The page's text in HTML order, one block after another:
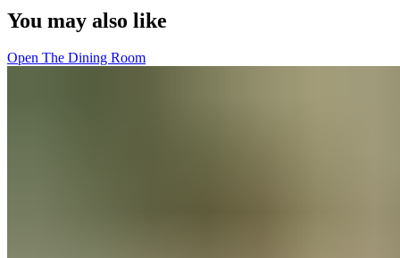
You may also like​​​​‌ ‍ ​‍​‍‌‍ ‌ ​‍‌‍‍‌‌‍‌ ‌‍‍‌‌‍ ‍​‍​‍​ ‍‍​‍​‍‌ ​ ‌‍​‌‌‍ ‍‌‍‍‌‌ ‌​‌ ‍‌​‍ ‍‌‍‍‌‌‍ ​‍​‍​‍ ​​‍​‍‌‍‍​‌ ​‍‌‍‌‌‌‍‌‍​‍​‍​ ‍‍​‍​‍‌‍‍​‌ ‌​‌ ‌​‌ ​​‌ ​ ​ ‍‍​‍ ​‍ ‌‍ ​​‍ ‌‌‍​‌‌‍ ‍‌‍‌​​‍ ‌‌ ​‍​‍ ‌‌‍‍​‌‍ ‌ ‌​‌‍‌‌‌‍ ​‌ ​ ​‍ ‌‌ ​ ‌ ‌​‌ ‌‌‌‍‌​‌‍‍‌‌‍ ​‍ ‍‌ ‌‍‌‍‌‌‌ ​‍‌‍​ ‌‍‌‌‌‍ ​​‍ ‍‌‍​‌‌ ​​‌ ​​​‍ ‌‍‍‌‌‍ ‍‌ ‌​‌‍‌‌‌‍ ‍‌ ‌​​‍ ‌‍‌‌‌‍‌​‌‍‍‌‌ ‌​​‍ ‌‍ ‌‌‍ ‌‍‌​‌‍‌‌​ ‌‌ ​​‌ ​‍‌‍‌‌‌ ​ ‌‍‌‌‌‍ ‍‌ ‌​‌‍​‌‌ ‌​‌‍‍‌‌‍ ‌‍ ‍​ ‍ ‌‍‍‌‌‍‌​​ ‌‌‍​‍​ ‍‌‌‍​‌​ ‌‍​ ‌‌​ ‌ ‌‍‌‌​ ‌‌​‍ ‌​ ​‍‌‍‌​​ ‌‌​ ‍‌​‍ ‌​ ‌​‌‍​‍‌‍​ ​ ​‍​‍ ‌​ ‍​​ ‍‌​ ​ ​ ‌ ​‍ ‌‌‍​‌‌‍​‌​ ‍​‌‍‌‍‌‍‌‍‌‍​‌​ ‍‌‌‍​ ​ ‌‌‌‍‌‌​ ‌ ‌‍​‌​ ‍ ‌ ‌​‌ ‍‌‌ ​​‌‍‌‌​ ‌‌‍‍​‌‍ ‌ ‌​‌‍‌‌‌‍ ​‌‌​ ‌‍‍‌‌ ‌​‌‍‌‌‌‌​​‌‍​‌‌‍‌ ‌‍‌‌​ ‍ ‌ ​​‌‍​‌‌ ‌​‌‍‍​​ ‌‌ ​​‌‍​‌‌‍‌ ‌‍‌‌‌​​‍‌ ‌‌‌‍‍‌‌‍ ​‌‍‌​‌‍‌‌‌ ​‍​‍‌‌​ ‌‌‌​​‍‌‌ ‌‍‍ ‌‍‌‌‌ ‍‌​‍‌‌​ ​ ‌​‌​​‍‌‌​ ​ ‌​‌​​‍‌‌​ ​‍​ ​‍​ ‌‌​ ​‍‌‍​‌‌‍‌‍​ ‌‍​ ‌‍​ ‌​‌‍‌​‌‍‌​​ ​ ​ ‍‌​ ‍​​‍‌‌​ ​‍​ ​‍​‍‌‌​ ‌‌‌​‌​​‍ ‍‌‍‍​‌‍‌‌‌‍​‌‌‍‌​‌‍‍‌‌‍ ‍‌‍‌ ​ ‌‍​‍‌‍​‌‌ ​ ‌‍‌‌‌‌‌‌‌ ​‍‌‍ ​​ ‌‌‍‍​‌ ‌​‌ ‌​‌ ​​‌ ​ ​‍‌‌​ ​ ‌​​‌​‍‌‌​ ​‍‌​‌‍​‍‌‌​ ​‍‌​‌‍‌‍ ​​‍ ‌‌‍​‌‌‍ ‍‌‍‌​​‍ ‌‌ ​‍​‍ ‌‌‍‍​‌‍ ‌ ‌​‌‍‌‌‌‍ ​‌ ​ ​‍ ‌‌ ​ ‌ ‌​‌ ‌‌‌‍‌​‌‍‍‌‌‍ ​‍ ‍‌ ‌‍‌‍‌‌‌ ​‍‌‍​ ‌‍‌‌‌‍ ​​‍ ‍‌‍​‌‌ ​​‌ ​​​‍‌‍‌‍‍‌‌‍‌​​ ‌‌‍​‍​ ‍‌‌‍​‌​ ‌‍​ ‌‌​ ‌ ‌‍‌‌​ ‌‌​‍ ‌​ ​‍‌‍‌​​ ‌‌​ ‍‌​‍ ‌​ ‌​‌‍​‍‌‍​ ​ ​‍​‍ ‌​ ‍​​ ‍‌​ ​ ​ ‌ ​‍ ‌‌‍​‌‌‍​‌​ ‍​‌‍‌‍‌‍‌‍‌‍​‌​ ‍‌‌‍​ ​ ‌‌‌‍‌‌​ ‌ ‌‍​‌​‍‌‍‌ ‌​‌ ‍‌‌ ​​‌‍‌‌​ ‌‌‍‍​‌‍ ‌ ‌​‌‍‌‌‌‍ ​‌‌​ ‌‍‍‌‌ ‌​‌‍‌‌‌‌​​‌‍​‌‌‍‌ ‌‍‌‌​‍‌‍‌ ​​‌‍​‌‌ ‌​‌‍‍​​ ‌‌ ​​‌‍​‌‌‍‌ ‌‍‌‌‌​​‍‌ ‌‌‌‍‍‌‌‍ ​‌‍‌​‌‍‌‌‌ ​‍​‍‌‌​ ‌‌‌​​‍‌‌ ‌‍‍ ‌‍‌‌‌ ‍‌​‍‌‌​ ​ ‌​‌​​‍‌‌​ ​ ‌​‌​​‍‌‌​ ​‍​ ​‍​ ‌‌​ ​‍‌‍​‌‌‍‌‍​ ‌‍​ ‌‍​ ‌​‌‍‌​‌‍‌​​ ​ ​ ‍‌​ ‍​​‍‌‌​ ​‍​ ​‍​‍‌‌​ ‌‌‌​‌​​‍ ‍‌‍‍​‌‍‌‌‌‍​‌‌‍‌​‌‍‍‌‌‍ ‍‌‍‌ ​‍‌‍‌ ​​‌‍‌‌‌ ​‍‌ ​ ‌ ​​‌‍‌‌‌‍​ ‌ ‌​‌‍‍‌‌ ‌‍‌‍‌‌​ ‌‌ ​​‌ ‌‌‌‍​‍‌‍ ​‌‍‍‌‌ ​ ‌‍‍​‌‍‌‌‌‍‌​​‍​‍‌ ‌
Open The Dining Room​​​​‌ ‍ ​‍​‍‌‍ ‌ ​‍‌‍‍‌‌‍‌ ‌‍‍‌‌‍ ‍​‍​‍​ ‍‍​‍​‍‌ ​ ‌‍​‌‌‍ ‍‌‍‍‌‌ ‌​‌ ‍‌​‍ ‍‌‍‍‌‌‍ ​‍​‍​‍ ​​‍​‍‌‍‍​‌ ​‍‌‍‌‌‌‍‌‍​‍​‍​ ‍‍​‍​‍‌‍‍​‌ ‌​‌ ‌​‌ ​​‌ ​ ​ ‍‍​‍ ​‍ ‌‍ ​​‍ ‌‌‍​‌‌‍ ‍‌‍‌​​‍ ‌‌ ​‍​‍ ‌‌‍‍​‌‍ ‌ ‌​‌‍‌‌‌‍ ​‌ ​ ​‍ ‌‌ ​ ‌ ‌​‌ ‌‌‌‍‌​‌‍‍‌‌‍ ​‍ ‍‌ ‌‍‌‍‌‌‌ ​‍‌‍​ ‌‍‌‌‌‍ ​​‍ ‍‌‍​‌‌ ​​‌ ​​​‍ ‌‍‍‌‌‍ ‍‌ ‌​‌‍‌‌‌‍ ‍‌ ‌​​‍ ‌‍‌‌‌‍‌​‌‍‍‌‌ ‌​​‍ ‌‍ ‌‌‍ ‌‍‌​‌‍‌‌​ ‌‌ ​​‌ ​‍‌‍‌‌‌ ​ ‌‍‌‌‌‍ ‍‌ ‌​‌‍​‌‌ ‌​‌‍‍‌‌‍ ‌‍ ‍​ ‍ ‌‍‍‌‌‍‌​​ ‌‌‍​‍​ ‍‌‌‍​‌​ ‌‍​ ‌‌​ ‌ ‌‍‌‌​ ‌‌​‍ ‌​ ​‍‌‍‌​​ ‌‌​ ‍‌​‍ ‌​ ‌​‌‍​‍‌‍​ ​ ​‍​‍ ‌​ ‍​​ ‍‌​ ​ ​ ‌ ​‍ ‌‌‍​‌‌‍​‌​ ‍​‌‍‌‍‌‍‌‍‌‍​‌​ ‍‌‌‍​ ​ ‌‌‌‍‌‌​ ‌ ‌‍​‌​ ‍ ‌ ‌​‌ ‍‌‌ ​​‌‍‌‌​ ‌‌‍‍​‌‍ ‌ ‌​‌‍‌‌‌‍ ​‌‌​ ‌‍‍‌‌ ‌​‌‍‌‌‌‌​​‌‍​‌‌‍‌ ‌‍‌‌​ ‍ ‌ ​​‌‍​‌‌ ‌​‌‍‍​​ ‌‌ ​​‌‍​‌‌‍‌ ‌‍‌‌‌​​‍‌ ‌‌‌‍‍‌‌‍ ​‌‍‌​‌‍‌‌‌ ​‍​‍‌‌​ ‌‌‌​​‍‌‌ ‌‍‍ ‌‍‌‌‌ ‍‌​‍‌‌​ ​ ‌​‌​​‍‌‌​ ​ ‌​‌​​‍‌‌​ ​‍​ ​‍​ ‌‌​ ​‍‌‍​‌‌‍‌‍​ ‌‍​ ‌‍​ ‌​‌‍‌​‌‍‌​​ ​ ​ ‍‌​ ‍​​‍‌‌​ ​‍​ ​‍​‍‌‌​ ‌‌‌​‌​​‍ ‍‌‍​ ‌‍ ‌‍ ‍‌ ‌​‌‍‌‌‌‍ ‍‌ ‌​​‍‌‌​ ‌‌‌​​‍‌‌ ‌‍‍ ‌‍‌‌‌ ‍‌​‍‌‌​ ​ ‌​‌​​‍‌‌​ ​ ‌​‌​​‍‌‌​ ​‍​ ​‍‌‍‌‌‌‍​‍‌‍​ ​ ‌​​ ‌‍​ ​ ‌‍‌​​ ​‌​ ‌‍​ ‌​‌‍‌‌​ ‌​​‍‌‌​ ​‍​ ​‍​‍‌‌​ ‌‌‌​‌​​‍ ‍‌ ‌​‌‍‍‌‌ ‌​‌‍ ​‌‍‌‌​ ‌‍​‍‌‍​‌‌ ​ ‌‍‌‌‌‌‌‌‌ ​‍‌‍ ​​ ‌‌‍‍​‌ ‌​‌ ‌​‌ ​​‌ ​ ​‍‌‌​ ​ ‌​​‌​‍‌‌​ ​‍‌​‌‍​‍‌‌​ ​‍‌​‌‍‌‍ ​​‍ ‌‌‍​‌‌‍ ‍‌‍‌​​‍ ‌‌ ​‍​‍ ‌‌‍‍​‌‍ ‌ ‌​‌‍‌‌‌‍ ​‌ ​ ​‍ ‌‌ ​ ‌ ‌​‌ ‌‌‌‍‌​‌‍‍‌‌‍ ​‍ ‍‌ ‌‍‌‍‌‌‌ ​‍‌‍​ ‌‍‌‌‌‍ ​​‍ ‍‌‍​‌‌ ​​‌ ​​​‍‌‍‌‍‍‌‌‍‌​​ ‌‌‍​‍​ ‍‌‌‍​‌​ ‌‍​ ‌‌​ ‌ ‌‍‌‌​ ‌‌​‍ ‌​ ​‍‌‍‌​​ ‌‌​ ‍‌​‍ ‌​ ‌​‌‍​‍‌‍​ ​ ​‍​‍ ‌​ ‍​​ ‍‌​ ​ ​ ‌ ​‍ ‌‌‍​‌‌‍​‌​ ‍​‌‍‌‍‌‍‌‍‌‍​‌​ ‍‌‌‍​ ​ ‌‌‌‍‌‌​ ‌ ‌‍​‌​‍‌‍‌ ‌​‌ ‍‌‌ ​​‌‍‌‌​ ‌‌‍‍​‌‍ ‌ ‌​‌‍‌‌‌‍ ​‌‌​ ‌‍‍‌‌ ‌​‌‍‌‌‌‌​​‌‍​‌‌‍‌ ‌‍‌‌​‍‌‍‌ ​​‌‍​‌‌ ‌​‌‍‍​​ ‌‌ ​​‌‍​‌‌‍‌ ‌‍‌‌‌​​‍‌ ‌‌‌‍‍‌‌‍ ​‌‍‌​‌‍‌‌‌ ​‍​‍‌‌​ ‌‌‌​​‍‌‌ ‌‍‍ ‌‍‌‌‌ ‍‌​‍‌‌​ ​ ‌​‌​​‍‌‌​ ​ ‌​‌​​‍‌‌​ ​‍​ ​‍​ ‌‌​ ​‍‌‍​‌‌‍‌‍​ ‌‍​ ‌‍​ ‌​‌‍‌​‌‍‌​​ ​ ​ ‍‌​ ‍​​‍‌‌​ ​‍​ ​‍​‍‌‌​ ‌‌‌​‌​​‍ ‍‌‍​ ‌‍ ‌‍ ‍‌ ‌​‌‍‌‌‌‍ ‍‌ ‌​​‍‌‌​ ‌‌‌​​‍‌‌ ‌‍‍ ‌‍‌‌‌ ‍‌​‍‌‌​ ​ ‌​‌​​‍‌‌​ ​ ‌​‌​​‍‌‌​ ​‍​ ​‍‌‍‌‌‌‍​‍‌‍​ ​ ‌​​ ‌‍​ ​ ‌‍‌​​ ​‌​ ‌‍​ ‌​‌‍‌‌​ ‌​​‍‌‌​ ​‍​ ​‍​‍‌‌​ ‌‌‌​‌​​‍ ‍‌ ‌​‌‍‍‌‌ ‌​‌‍ ​‌‍‌‌​‍‌‍‌ ​​‌‍‌‌‌ ​‍‌ ​ ‌ ​​‌‍‌‌‌‍​ ‌ ‌​‌‍‍‌‌ ‌‍‌‍‌‌​ ‌‌ ​​‌ ‌‌‌‍​‍‌‍ ​‌‍‍‌‌ ​ ‌‍‍​‌‍‌‌‌‍‌​​‍​‍‌ ‌